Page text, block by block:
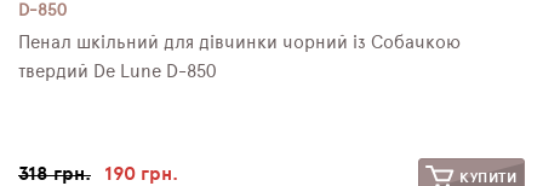
D-850
Пенал шкільний для дівчинки чорний із Собачкою
твердий De Lune D-850
318 грн. 190 грн. КУПИТИ